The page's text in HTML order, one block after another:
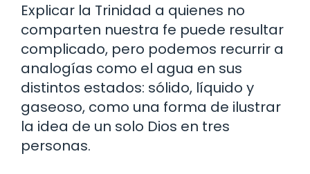
Explicar la Trinidad a quienes no
comparten nuestra fe puede resultar
complicado, pero podemos recurrir a
analogías como el agua en sus
distintos estados: sólido, líquido y
gaseoso, como una forma de ilustrar
la idea de un solo Dios en tres
personas.